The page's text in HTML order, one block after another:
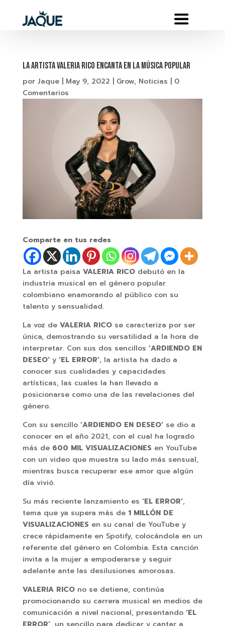
LA ARTISTA VALERIA RICO ENCANTA EN LA MÚSICA POPULAR
por Jaque| May 9, 2022 Grow, Noticias
0
Comentarios
Comparte en tus redes
La artista paisa VALERIA RICOdebutó en la
industria musical en el género popular
colombiano enamorando al público con su
talento y sensualidad.
La voz de VALERIA RICOse caracteriza por ser
única, demostrando su versatilidad a la hora de
interpretar. Con sus dos sencillos ‘ARDIENDO EN
DESEO’y ‘EL ERROR’, la artista ha dado a
conocer sus cualidades y capacidades
artísticas, las cuales la han llevado a
posicionarse como una de las revelaciones del
género.
Con su sencillo ‘ARDIENDO EN DESEO’se dio a
conocer en el año 2021, con el cual ha logrado
más de 600 MIL VISUALIZACIONES en YouTube
con un video que muestra su lado más sensual,
mientras busca recuperar ese amor que algún
día vivió.
Su más reciente lanzamiento es ‘EL ERROR’,
tema que ya supera más de 1 MILLÓN DE
VISUALIZACIONES en su canal de YouTube y
crece rápidamente en Spotify, colocándola en un
referente del género en Colombia. Esta canción
invita a la mujer a empoderarse y seguir
adelante ante las desilusiones amorosas.
VALERIA RICO no se detiene, continúa
promocionando su carrera musical en medios de
comunicación a nivel nacional, presentando ‘EL